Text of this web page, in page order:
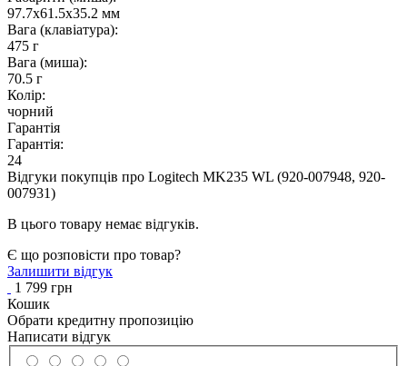
97.7x61.5x35.2 мм
Вага (клавіатура):
475 г
Вага (миша):
70.5 г
Колір:
чорний
Гарантія
Гарантія:
24
Відгуки покупців про Logitech MK235 WL (920-007948, 920-
007931)
В цього товару немає відгуків.
Є що розповісти про товар?
Залишити відгук
1 799 грн
Кошик
Обрати кредитну пропозицію
Написати відгук